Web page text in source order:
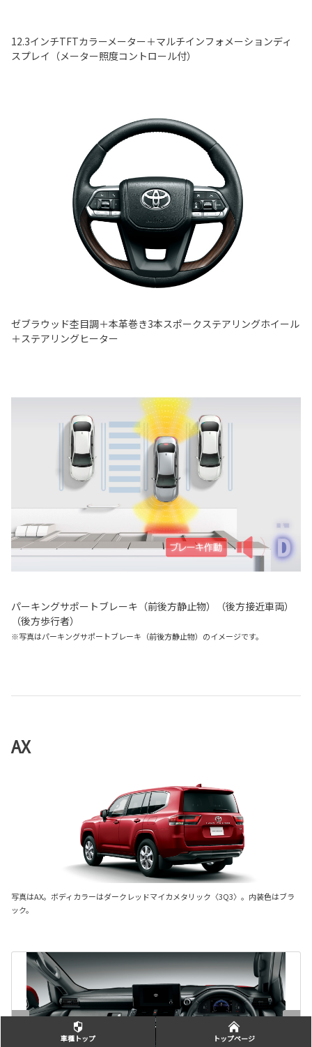
12.3インチTFTカラーメーター＋マルチインフォメーションディ
スプレイ（メーター照度コントロール付）
ゼブラウッド杢目調＋本革巻き3本スポークステアリングホイール
＋ステアリングヒーター
パーキングサポートブレーキ（前後方静止物）（後方接近車両）
（後方歩行者）
※写真はパーキングサポートブレーキ（前後方静止物）のイメージです。
AX
写真はAX。ボディカラーはダークレッドマイカメタリック〈3Q3〉。内装色はブラ
ック。
車種トップ トップページ